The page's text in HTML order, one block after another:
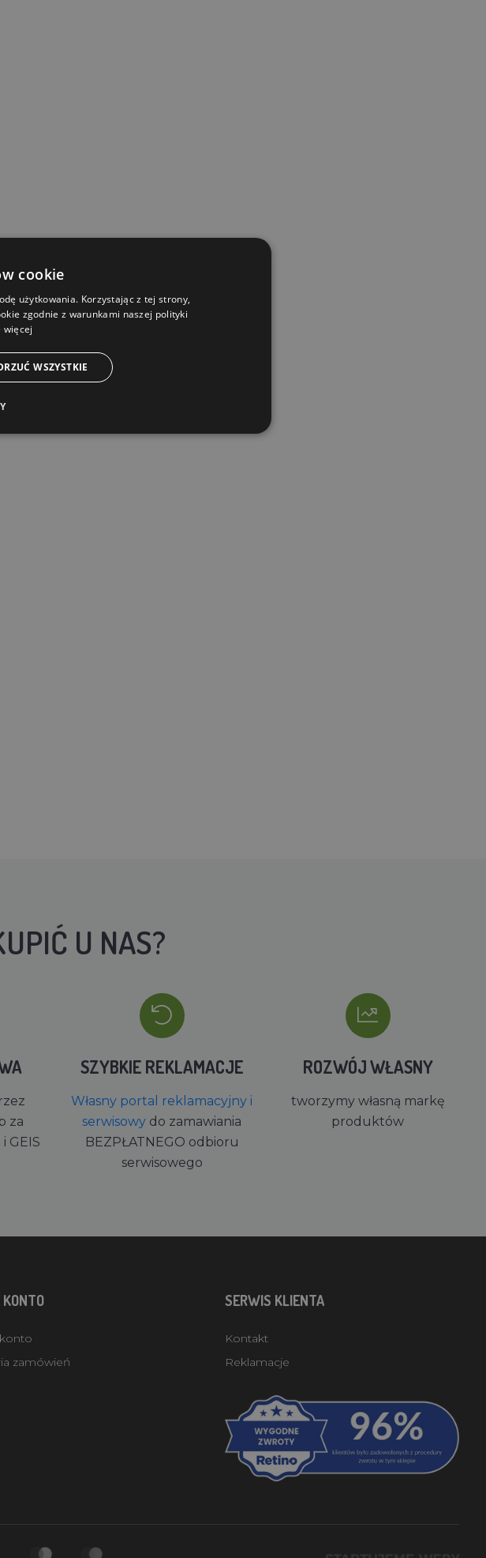
U NAS?
za
GEIS
SZYBKIE REKLAMACJE
Własny portal reklamacyjny i
serwisowy do zamawiania
BEZPŁATNEGO odbioru
serwisowego
ROZWÓJ WŁASNY
tworzymy własną markę
produktów
zamówień
SERWIS KLIENTA
Kontakt
Reklamacje
cookie
użytkowania. Korzystając z tej strony,
zgodnie z warunkami naszej polityki
więcej
WSZYSTKIE